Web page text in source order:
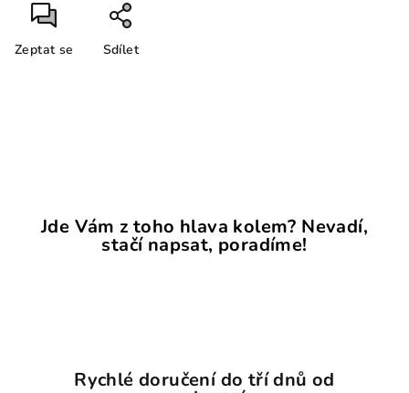
Zeptat se Sdílet
Jde Vám z toho hlava kolem? Nevadí,
stačí napsat, poradíme!
Rychlé doručení do tří dnů od